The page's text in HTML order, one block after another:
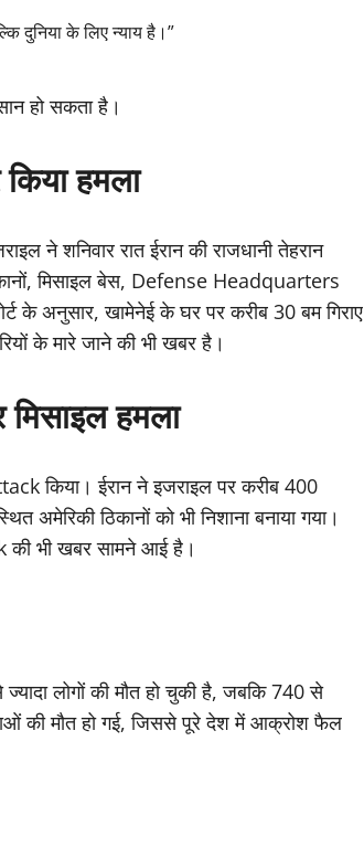
दुनिया के लिए न्याय है।”
हो सकता है।
हमला
ने शनिवार रात ईरान की राजधानी तेहरान
मिसाइल बेस, Defense Headquarters
के अनुसार, खामेनेई के घर पर करीब 30 बम गिराए
के मारे जाने की भी खबर है।
हमला
किया। ईरान ने इजराइल पर करीब 400
ठिकानों को भी निशाना बनाया गया।
भी खबर सामने आई है।
लोगों की मौत हो चुकी है, जबकि 740 से
की मौत हो गई, जिससे पूरे देश में आक्रोश फैल